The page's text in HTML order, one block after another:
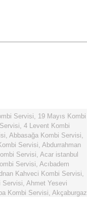
Servisi, 19 Mayıs Kombi
, 4 Levent Kombi
, Abbasağa Kombi Servisi,
Servisi, Abdurrahman
Servisi, Acar istanbul
Servisi, Acıbadem
Kahveci Kombi Servisi,
Servisi, Ahmet Yesevi
Kombi Servisi, Akçaburgaz